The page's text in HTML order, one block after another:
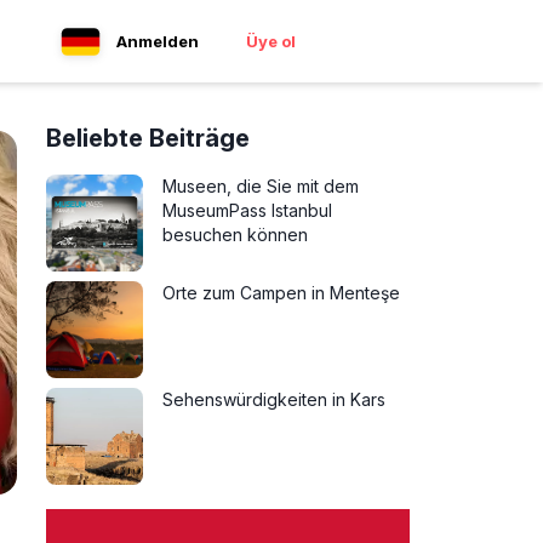
Anmelden Üye ol
Beliebte Beiträge
Museen, die Sie mit dem
MuseumPass Istanbul
besuchen können
Orte zum Campen in Menteşe
Sehenswürdigkeiten in Kars